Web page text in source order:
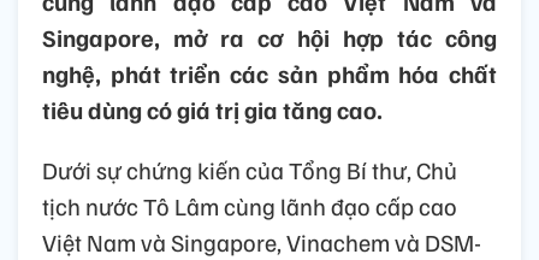
Singapore, mở ra cơ hội hợp tác công
nghệ, phát triển các sản phẩm hóa chất
tiêu dùng có giá trị gia tăng cao.
Dưới sự chứng kiến của Tổng Bí thư, Chủ
tịch nước Tô Lâm cùng lãnh đạo cấp cao
Việt Nam và Singapore, Vinachem và DSM-